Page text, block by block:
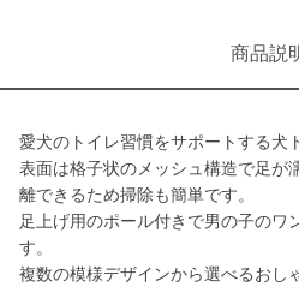
商品説
愛犬のトイレ習慣をサポートする犬
表面は格子状のメッシュ構造で足が
離できるため掃除も簡単です。
足上げ用のポール付きで男の子のワ
す。
複数の模様デザインから選べるおし